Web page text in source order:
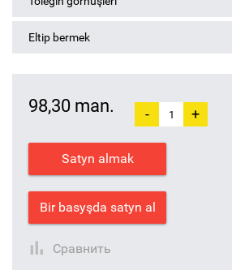
Eltip bermek
98,30 man. - +
Satyn almak
Bir basyşda satyn al
Сравнить